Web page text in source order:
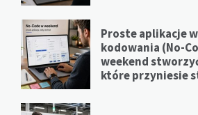
Proste aplikacje
kodowania (No-
weekend
które przyniesie